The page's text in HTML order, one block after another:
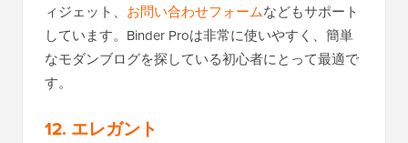
ィジェット、 お問い合わせフォームなどもサポート
しています。Binder Proは非常に使いやすく、簡単
なモダンブログを探している初心者にとって最適で
す。
12. エレガント